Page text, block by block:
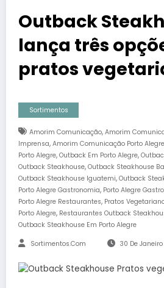
Outback
lança três
pratos
Sortimentos
Amorim Comunicação, Amorim
Imprensa, Amorim Comunicação Porto Alegre
Porto Alegre, Outback Em Porto Alegre,
Outback Steakhouse, Outback Steakhouse
Outback Steakhouse Iguatemi, Outback
Porto Alegre Gastronomia, Porto Alegre
Porto Alegre Restaurantes, Pratos
Porto Alegre, Restaurantes Outback
Outback Steakhouse Em Porto Alegre
Sortimentos.com 30 De Janeiro